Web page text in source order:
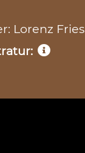
Lorenz Fries